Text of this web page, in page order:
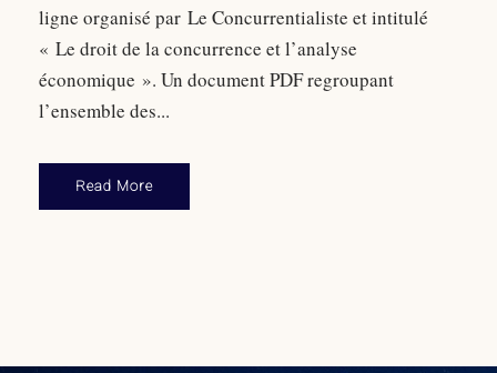
ligne organisé par Le Concurrentialiste et intitulé
« Le droit de la concurrence et l’analyse
économique ». Un document PDF regroupant
l’ensemble des...
Read More